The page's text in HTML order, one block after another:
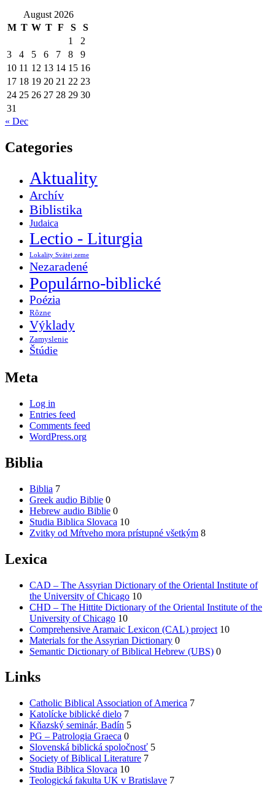
August 2026
M T W T F S
S
1
2
3
4 5 6 7 8
9
10 11 12 13 14 15 16
17 18 19 20 21 22 23
24 25 26 27 28 29 30
31
« Dec
Categories
Aktuality
Archív
Biblistika
Judaica
Lectio - Liturgia
Lokality Svätej zeme
Nezaradené
Populárno-biblické
Poézia
Rôzne
Výklady
Zamyslenie
Štúdie
Meta
Log in
Entries feed
Comments feed
WordPress.org
Biblia
Biblia 7
Greek audio Biblie 0
Hebrew audio Biblie 0
Studia Biblica Slovaca 10
Zvitky od Mŕtveho mora prístupné všetkým 8
Lexica
CAD – The Assyrian Dictionary of the Oriental Institute of
the University of Chicago 10
CHD – The Hittite Dictionary of the Oriental Institute of the
University of Chicago 10
Comprehensive Aramaic Lexicon (CAL) project 10
Materials for the Assyrian Dictionary 0
Semantic Dictionary of Biblical Hebrew (UBS) 0
Links
Catholic Biblical Association of America 7
Katolícke biblické dielo 7
Kňazský seminár, Badín 5
PG – Patrologia Graeca 0
Slovenská biblická spoločnosť 5
Society of Biblical Literature 7
Studia Biblica Slovaca 10
Teologická fakulta UK v Bratislave 7